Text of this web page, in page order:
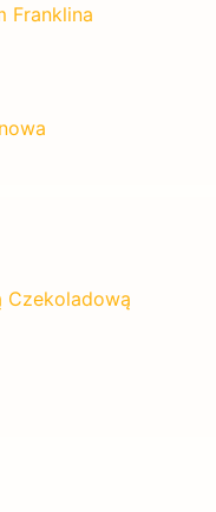
Franklina
Czekoladową